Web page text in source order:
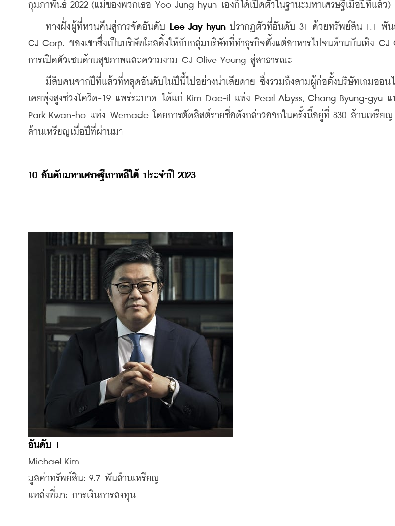
กุมภาพันธ์ 2022 (แม่ของพวกเธอ Yoo Jung-hyun เองก็ได้เปิดตัวในฐานะมหาเศรษฐีเมื่อปีที่แล้ว)
ทางฝั่งผู้ที่หวนคืนสู่การจัดอันดับ Lee Jay-hyun ปรากฏตัวที่อันดับ 31 ด้วยทรัพย์สิน 1.1 พั
CJ Corp. ของเขาซึ่งเป็นบริษัทโฮลดิ้งให้กับกลุ่มบริษัทที่ทำธุรกิจตั้งแต่อาหารไปจนด้านบันเทิง CJ
การเปิดตัวเชนด้านสุขภาพและความงาม CJ Olive Young สู่สาธารณะ
มีสิบคนจากปีที่แล้วที่หลุดอันดับในปีนี้ไปอย่างน่าเสียดาย ซึ่งรวมถึงสามผู้ก่อตั้งบริษัทเกมออนไ
เคยพุ่งสูงช่วงโควิด-19 แพร่ระบาด ได้แก่ Kim Dae-il แห่ง Pearl Abyss, Chang Byung-gyu
Park Kwan-ho แห่ง Wemade โดยการตัดลิสต์รายชื่อดังกล่าวออกในครั้งนี้อยู่ที่ 830 ล้านเหรีย
ล้านเหรียญเมื่อปีที่ผ่านมา
10 อันดับมหาเศรษฐีเกาหลีใต้ ประจำปี 2023
อันดับ 1
Michael Kim
มูลค่าทรัพย์สิน: 9.7 พันล้านเหรียญ
แหล่งที่มา: การเงินการลงทุน